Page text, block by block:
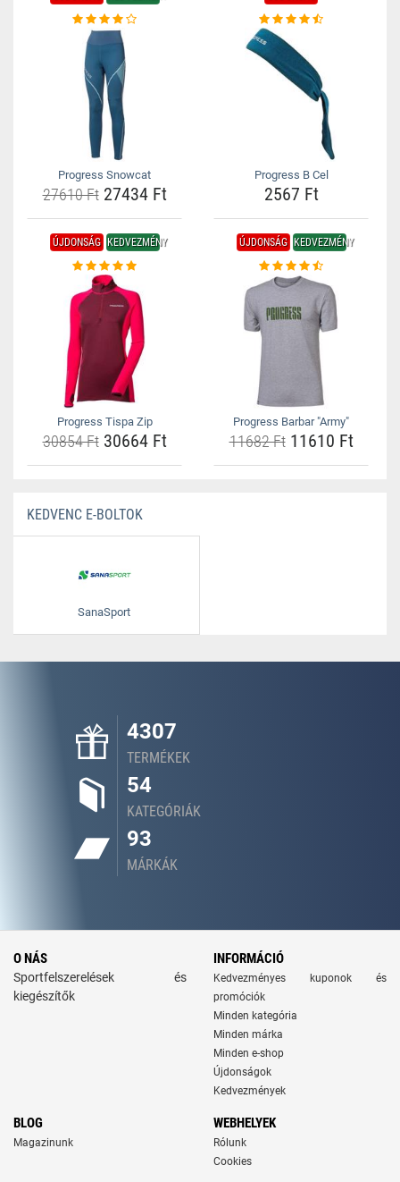
Progress Snowcat
27610 Ft27434 Ft
Progress B Cel
2567 Ft
ÚJDONSÁG KEDVEZMÉNY
Progress Tispa Zip
30854 Ft30664 Ft
ÚJDONSÁG KEDVEZMÉNY
Progress Barbar "Army"
11682 Ft11610 Ft
KEDVENC E-BOLTOK
SanaSport
4307
TERMÉKEK
54
KATEGÓRIÁK
93
MÁRKÁK
O NÁS
Sportfelszerelések és
kiegészítők
INFORMÁCIÓ
Kedvezményes kuponok és
promóciók
Minden kategória
Minden márka
Minden e-shop
Újdonságok
Kedvezmények
BLOG
Magazinunk
WEBHELYEK
Rólunk
Cookies